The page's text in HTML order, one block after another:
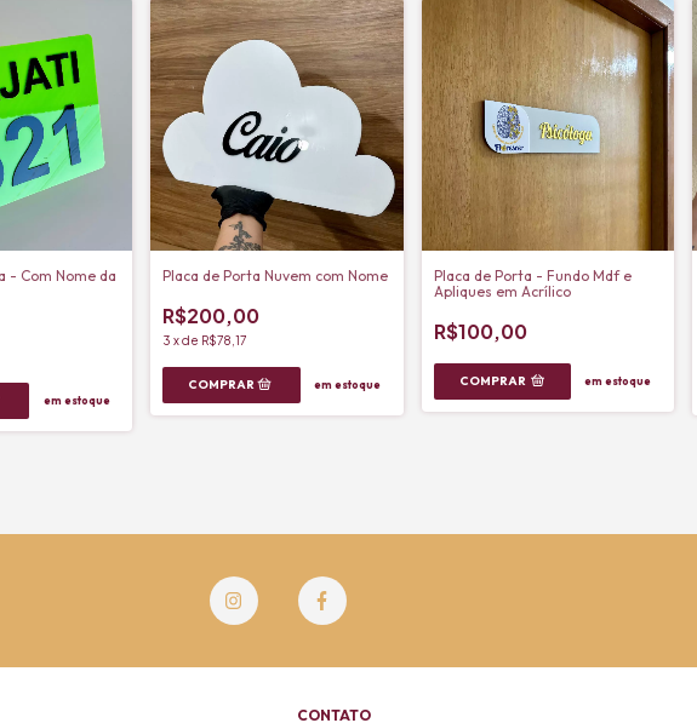
- Com Nome da
em estoque
Placa de Porta Nuvem com Nome
R$200,00
3 xde R$78,17
em estoque
Placa de Porta - Fundo Mdf e
Apliques em Acrílico
R$100,00
COMPRAR em estoque
CONTATO